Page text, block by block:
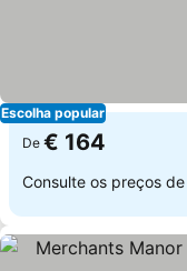
Escolha popular
De € 164
Consulte os preços de